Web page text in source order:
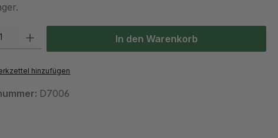
In den Warenkorb
hinzufügen
D7006